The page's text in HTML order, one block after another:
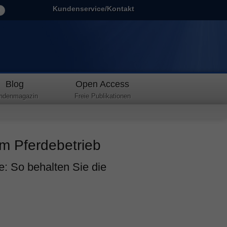
Kundenservice/Kontakt
Blog Open Access
Freie Publikationen
Pferdebetrieb
So behalten Sie die